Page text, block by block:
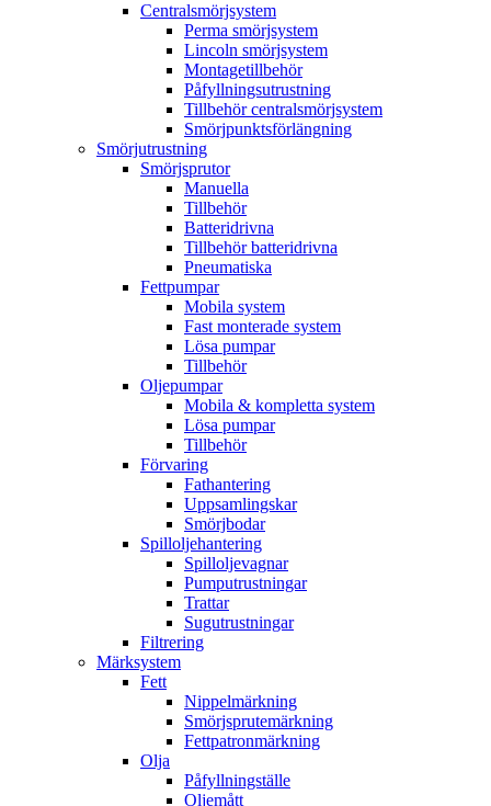
Centralsmörjsystem
Perma smörjsystem
Lincoln smörjsystem
Montagetillbehör
Påfyllningsutrustning
Tillbehör centralsmörjsystem
Smörjpunktsförlängning
Smörjutrustning
Smörjsprutor
Manuella
Tillbehör
Batteridrivna
Tillbehör batteridrivna
Pneumatiska
Fettpumpar
Mobila system
Fast monterade system
Lösa pumpar
Tillbehör
Oljepumpar
Mobila & kompletta system
Lösa pumpar
Tillbehör
Förvaring
Fathantering
Uppsamlingskar
Smörjbodar
Spilloljehantering
Spilloljevagnar
Pumputrustningar
Trattar
Sugutrustningar
Filtrering
Märksystem
Fett
Nippelmärkning
Smörjsprutemärkning
Fettpatronmärkning
Olja
Påfyllningställe
Oljemått